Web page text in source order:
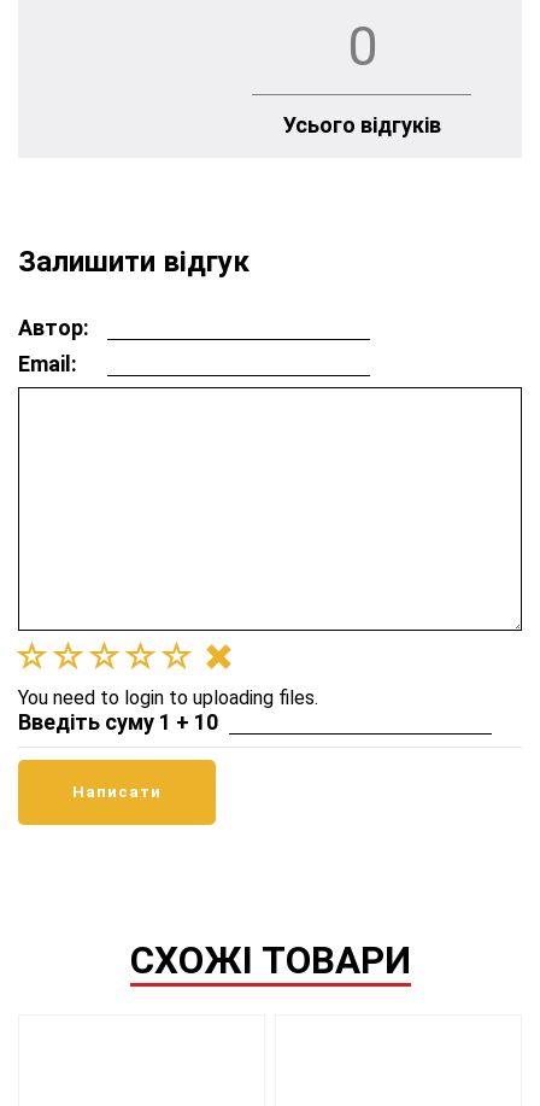
0
Усього відгуків
Залишити відгук
Автор:
Email:
You need to login to uploading files.
Введіть суму 1 + 10
СХОЖІ ТОВАРИ